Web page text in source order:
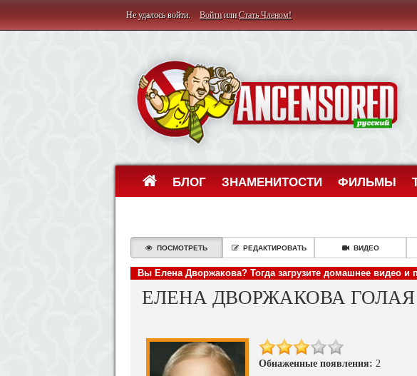
Не удалось войти. ВойтиилиСтать Членом!
БЛОГ ЗНАМЕНИТОСТИ ФИЛЬМЫ
ПОСМОТРЕТЬ РЕДАКТИРОВАТЬ ВИДЕО
Вы Елена Дворжакова? Тогда загрузите домашнее видео
ЕЛЕНА ДВОРЖАКОВА ГОЛАЯ
Обнаженные появления: 2